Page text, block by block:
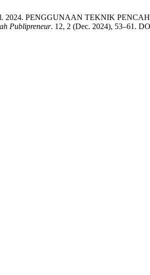
2024. PENGGUNAAN TEKNIK
Publipreneur. 12, 2 (Dec. 2024), 53–61.